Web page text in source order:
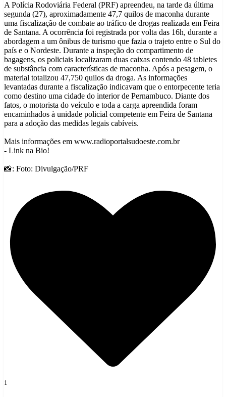
A Polícia Rodoviária Federal (PRF) apreendeu, na tarde da última
segunda (27), aproximadamente 47,7 quilos de maconha durante
uma fiscalização de combate ao tráfico de drogas realizada em Feira
de Santana. A ocorrência foi registrada por volta das 16h, durante a
abordagem a um ônibus de turismo que fazia o trajeto entre o Sul do
país e o Nordeste. Durante a inspeção do compartimento de
bagagens, os policiais localizaram duas caixas contendo 48 tabletes
de substância com características de maconha. Após a pesagem, o
material totalizou 47,750 quilos da droga. As informações
levantadas durante a fiscalização indicavam que o entorpecente teria
como destino uma cidade do interior de Pernambuco. Diante dos
fatos, o motorista do veículo e toda a carga apreendida foram
encaminhados à unidade policial competente em Feira de Santana
para a adoção das medidas legais cabíveis.
Mais informações em www.radioportalsudoeste.com.br
- Link na Bio!
📸: Foto: Divulgação/PRF
1